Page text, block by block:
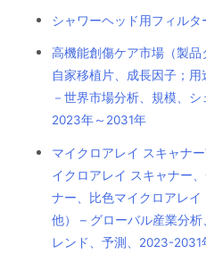
シャワーヘッド用フィル
高機能創傷ケア市場（製品
自家移植片、成長因子；用
－世界市場分析、規模、シ
2023年～2031年
マイクロアレイ スキャナ
イクロアレイ スキャナー
ナー、比色マイクロアレ
他） – グローバル産業分
レンド、予測、2023-2031